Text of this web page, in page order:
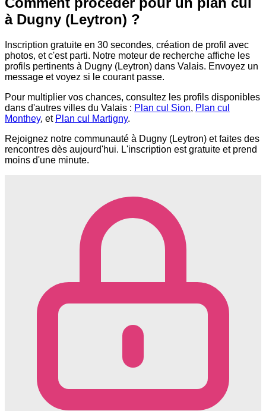
à Dugny (Leytron) ?
Inscription gratuite en 30 secondes, création de profil avec
photos, et c'est parti. Notre moteur de recherche affiche les
profils pertinents à Dugny (Leytron) dans Valais. Envoyez un
message et voyez si le courant passe.
Pour multiplier vos chances, consultez les profils disponibles
dans d'autres villes du Valais : Plan cul Sion, Plan cul
Monthey, et Plan cul Martigny.
Rejoignez notre communauté à Dugny (Leytron) et faites des
rencontres dès aujourd'hui. L'inscription est gratuite et prend
moins d'une minute.